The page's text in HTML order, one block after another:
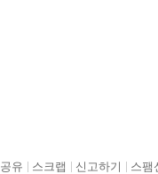
공유 스크랩 신고하기 스팸